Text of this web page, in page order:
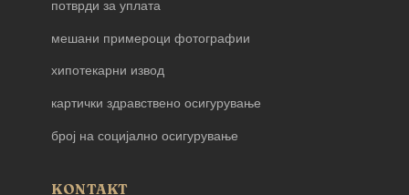
потврди за уплата
мешани примероци фотографии
хипотекарни извод
картички здравствено осигурување
број на социјално осигурување
KONTAKT